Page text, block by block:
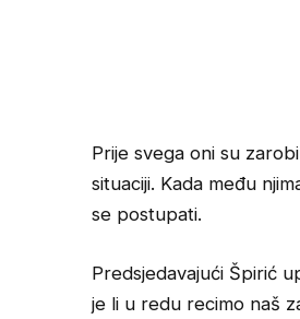
Prije svega oni su
situaciji. Kada među
se postupati.
Predsjedavajući Špirić
je li u redu recimo naš